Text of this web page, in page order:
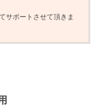
サポートさせて頂きま